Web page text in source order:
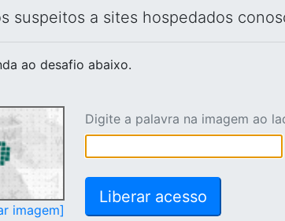
suspeitos a sites hospedados
ao desafio abaixo.
imagem]
Digite a palavra na imagem ao